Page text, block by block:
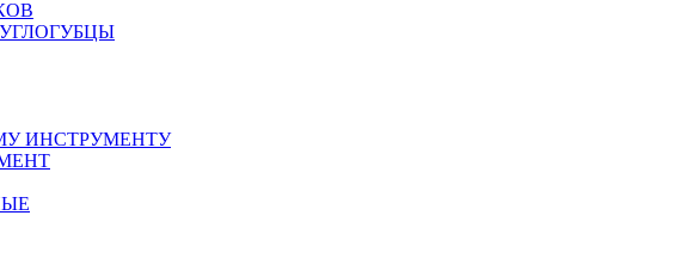
ИНСТРУМЕНТУ